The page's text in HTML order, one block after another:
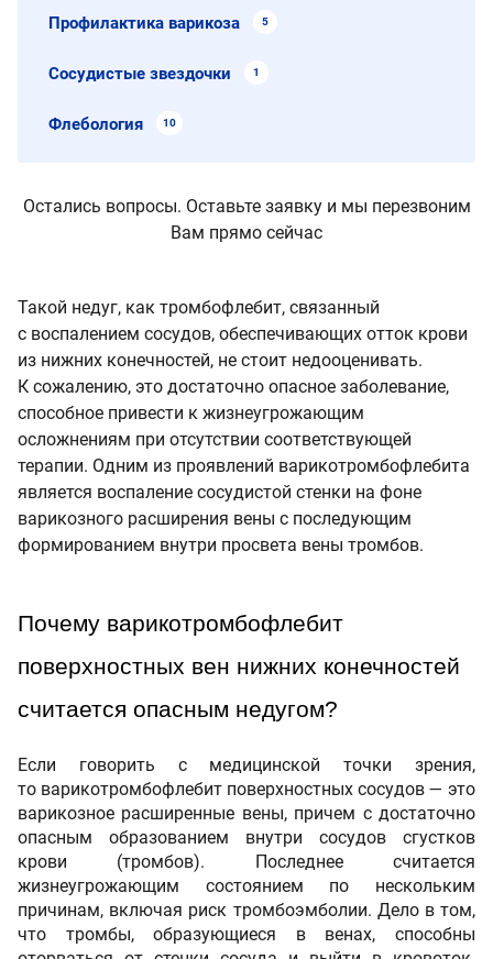
Такой недуг, как тромбофлебит, связанный
с воспалением сосудов, обеспечивающих отток крови
из нижних конечностей, не стоит недооценивать.
К сожалению, это достаточно опасное заболевание,
способное привести к жизнеугрожающим
осложнениям при отсутствии соответствующей
терапии. Одним из проявлений варикотромбофлебита
является воспаление сосудистой стенки на фоне
варикозного расширения вены с последующим
формированием внутри просвета вены тромбов.
Почему варикотромбофлебит
поверхностных вен нижних конечностей
считается опасным недугом?
Если говорить с медицинской точки зрения,
то варикотромбофлебит поверхностных сосудов — это
варикозное расширенные вены, причем с достаточно
опасным образованием внутри сосудов сгустков
крови (тромбов). Последнее считается
жизнеугрожающим состоянием по нескольким
причинам, включая риск тромбоэмболии. Дело в том,
что тромбы, образующиеся в венах, способны
Профилактика варикоза 5
Сосудистые звездочки 1
Флебология 10
Остались вопросы. Оставьте заявку и мы перезвоним
Вам прямо сейчас